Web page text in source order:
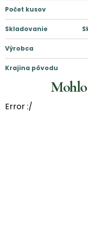
Počet kusov
Skladovanie
Výrobca
Krajina pôvodu
Error :/